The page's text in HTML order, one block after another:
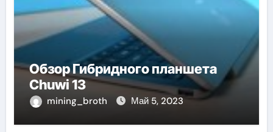
Обзор Гибридного планшета
Chuwi 13
mining_broth Май 5, 2023